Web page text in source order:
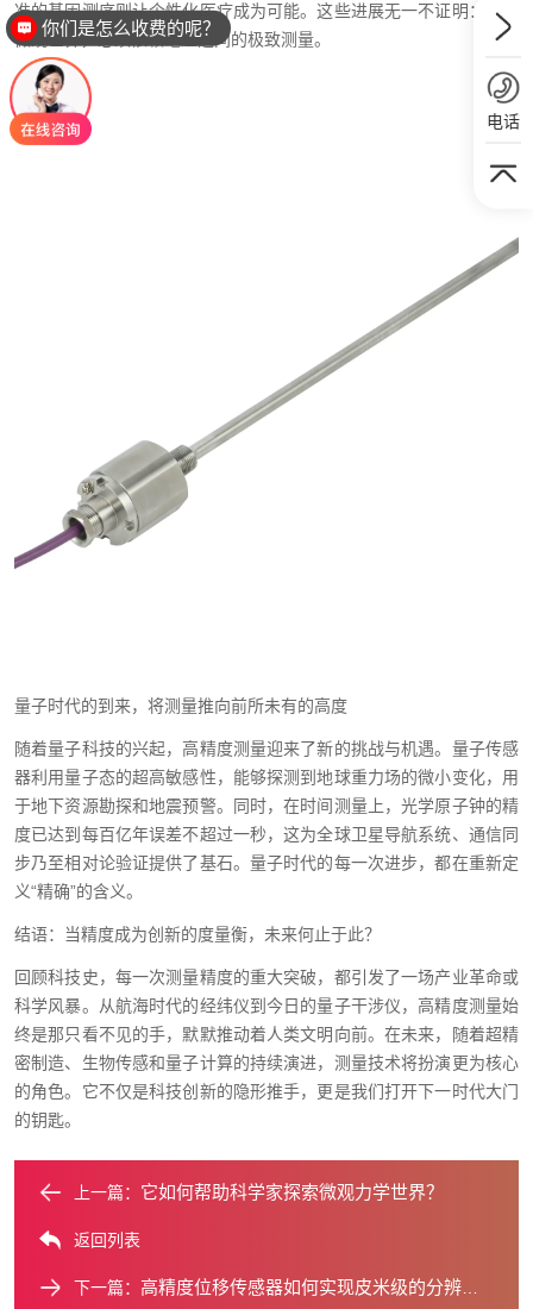
准的基因测序则让个性化医疗成为可能。这些进展无一不证明：把握
微观世界，必须依赖毫厘之间的极致测量。
量子时代的到来，将测量推向前所未有的高度
随着量子科技的兴起，高精度测量迎来了新的挑战与机遇。量子传感
器利用量子态的超高敏感性，能够探测到地球重力场的微小变化，用
于地下资源勘探和地震预警。同时，在时间测量上，光学原子钟的精
度已达到每百亿年误差不超过一秒，这为全球卫星导航系统、通信同
步乃至相对论验证提供了基石。量子时代的每一次进步，都在重新定
义“精确”的含义。
结语：当精度成为创新的度量衡，未来何止于此？
回顾科技史，每一次测量精度的重大突破，都引发了一场产业革命或
科学风暴。从航海时代的经纬仪到今日的量子干涉仪，高精度测量始
终是那只看不见的手，默默推动着人类文明向前。在未来，随着超精
密制造、生物传感和量子计算的持续演进，测量技术将扮演更为核心
的角色。它不仅是科技创新的隐形推手，更是我们打开下一时代大门
的钥匙。
上一篇： 它如何帮助科学家探索微观力学世界？
返回列表
下一篇： 高精度位移传感器如何实现皮米级的分辨率？
电话
你们是怎么收费的呢？